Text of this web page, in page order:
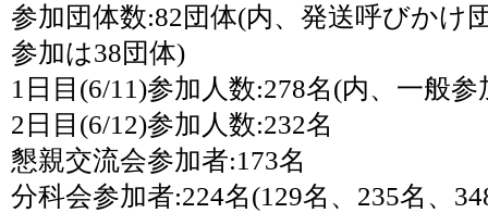
参加団体数:82団体(内、発送呼びかけ
参加は38団体)
1日目(6/11)参加人数:278名(内、一般参
2日目(6/12)参加人数:232名
懇親交流会参加者:173名
分科会参加者:224名(129名、235名、